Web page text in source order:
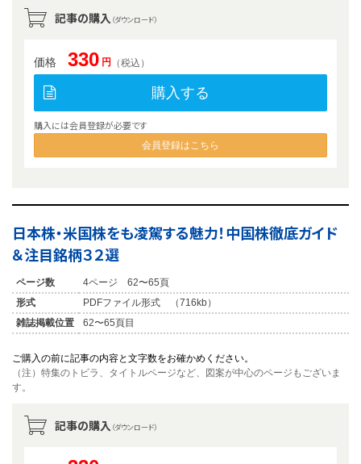
記事の購入 （ダウンロード）
価格 330 円 （税込）
購入する
購入には会員登録が必要です
会員登録はこちら
日本株・米国株をも凌駕する魅力！中国株徹底ガイド
＆注目銘柄３２選
ページ数
4ページ 62〜65頁
形式
PDFファイル形式 （716kb）
雑誌掲載位置
62〜65頁目
ご購入の前に記事の内容と文字数をお確かめください。
（注）特集のトビラ、タイトルページなど、図案が中心のページもございま
す。
記事の購入 （ダウンロード）